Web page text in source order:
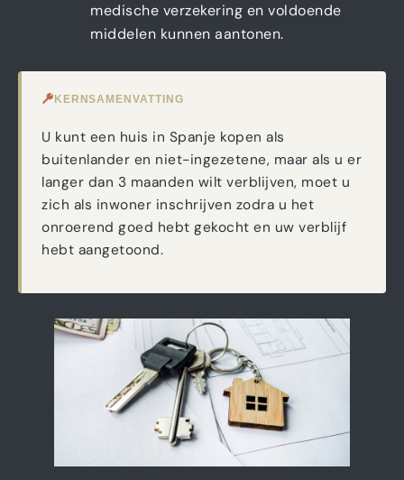
medische verzekering en voldoende
middelen kunnen aantonen.
KERNSAMENVATTING
U kunt een huis in Spanje kopen als
buitenlander en niet-ingezetene, maar als u er
langer dan 3 maanden wilt verblijven, moet u
zich als inwoner inschrijven zodra u het
onroerend goed hebt gekocht en uw verblijf
hebt aangetoond.